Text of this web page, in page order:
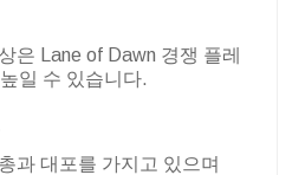
은 Lane of Dawn 경쟁 플레
일 수 있습니다.
과 대포를 가지고 있으며